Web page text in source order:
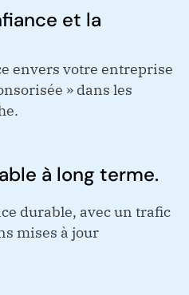
et la
envers votre entreprise
» dans les
à long terme.
durable, avec un trafic
mises à jour